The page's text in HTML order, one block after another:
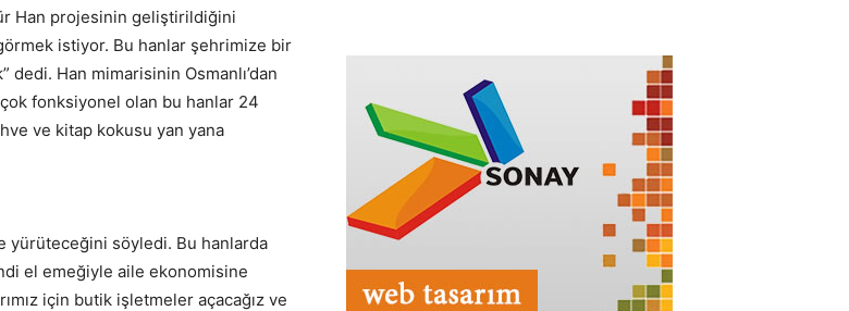
Han projesinin geliştirildiğini
istiyor. Bu hanlar şehrimize bir
Han mimarisinin Osmanlı’dan
çok fonksiyonel olan bu hanlar 24
ve kitap kokusu yan yana
yürüteceğini söyledi. Bu hanlarda
el emeğiyle aile ekonomisine
için butik işletmeler açacağız ve